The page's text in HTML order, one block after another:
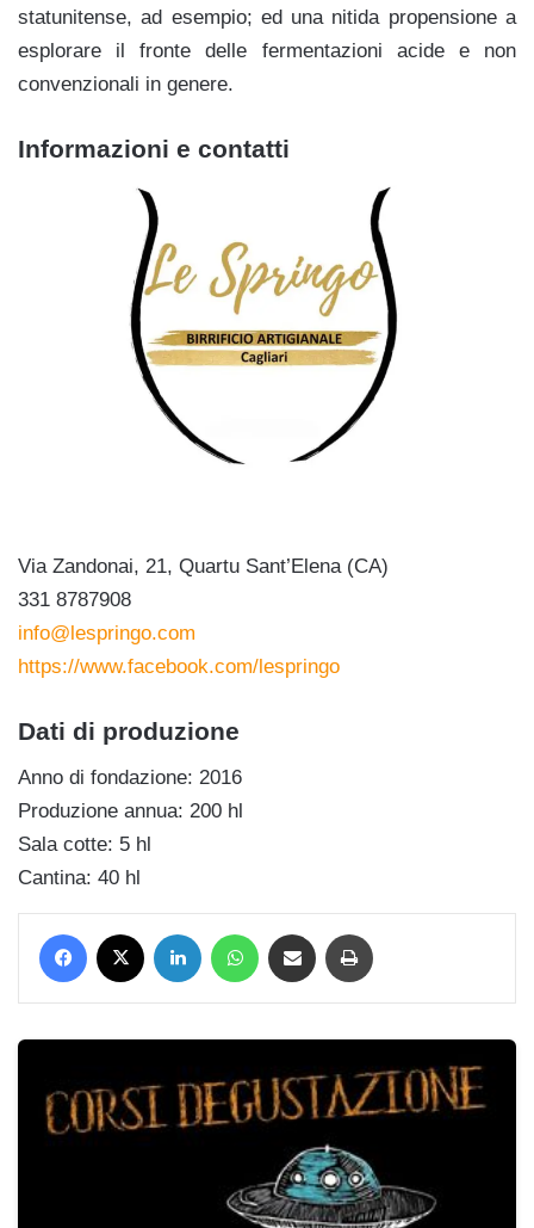
statunitense, ad esempio; ed una nitida propensione a
esplorare il fronte delle fermentazioni acide e non
convenzionali in genere.
Informazioni e contatti
Via Zandonai, 21, Quartu Sant’Elena (CA)
331 8787908
info@lespringo.com
https://www.facebook.com/lespringo
Dati di produzione
Anno di fondazione: 2016
Produzione annua: 200 hl
Sala cotte: 5 hl
Cantina: 40 hl
Facebook LinkedIn WhatsApp Condividi via mail